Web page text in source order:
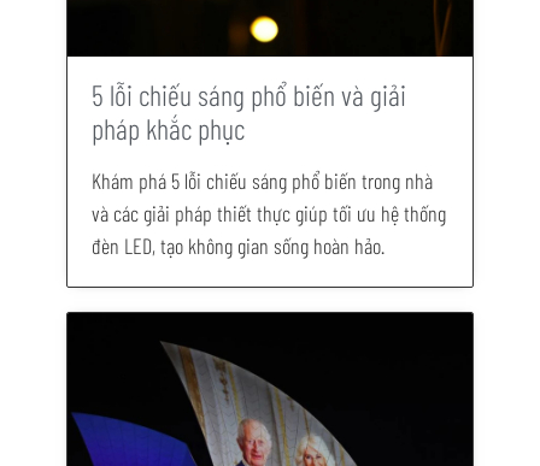
5 lỗi chiếu sáng phổ biến và giải
pháp khắc phục
Khám phá 5 lỗi chiếu sáng phổ biến trong nhà
và các giải pháp thiết thực giúp tối ưu hệ thống
đèn LED, tạo không gian sống hoàn hảo.